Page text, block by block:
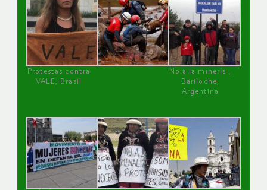
Protestas contra
VALE, Brasil
No a la minería ,
Bariloche,
Argentina